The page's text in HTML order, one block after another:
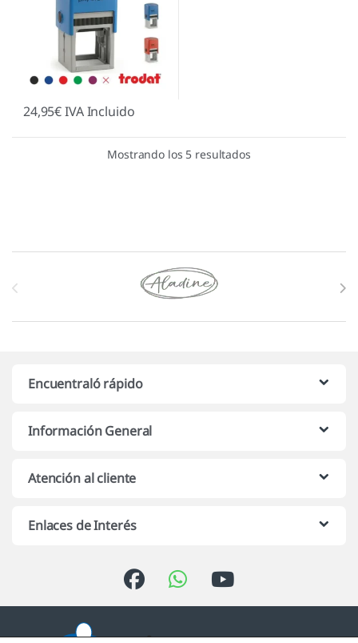
24,95€IVA Incluido
Mostrando los 5 resultados
Marcas De Carrusel
Encuentraló rápido
Información General
Atención al cliente
Enlaces de Interés